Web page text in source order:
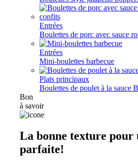
Entrées
Boulettes de porc avec sauce
Entrées
Mini-boulettes barbecue
Plats principaux
Boulettes de poulet à la sauce
Bon
à savoir
La bonne texture pour
parfaite!